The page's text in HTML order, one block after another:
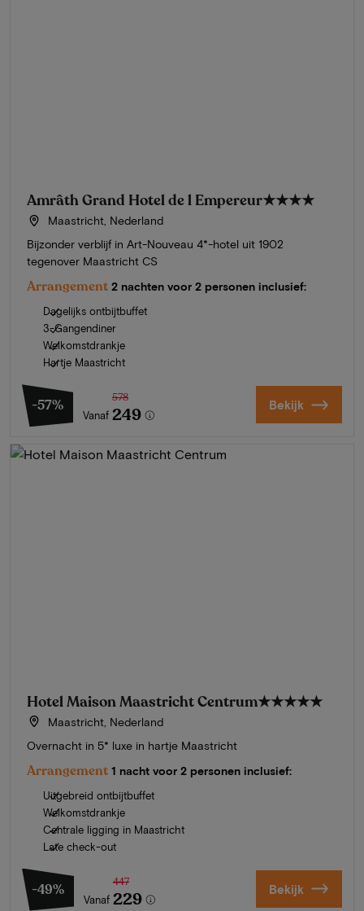
Amrâth Grand Hotel de l Empereur★★★★
Maastricht, Nederland
Bijzonder verblijf in Art-Nouveau 4*-hotel uit 1902
tegenover Maastricht CS
Arrangement 2 nachten voor 2 personen inclusief:
Dagelijks ontbijtbuffet
3-Gangendiner
Welkomstdrankje
Hartje Maastricht
-57%
Vanaf
578
249 Bekijk
Hotel Maison Maastricht Centrum★★★★★
Maastricht, Nederland
Overnacht in 5* luxe in hartje Maastricht
Arrangement 1 nacht voor 2 personen inclusief:
Uitgebreid ontbijtbuffet
Welkomstdrankje
Centrale ligging in Maastricht
Late check-out
-49%
Vanaf
447
229 Bekijk